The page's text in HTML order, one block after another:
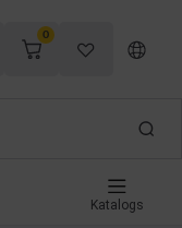
0
Katalogs